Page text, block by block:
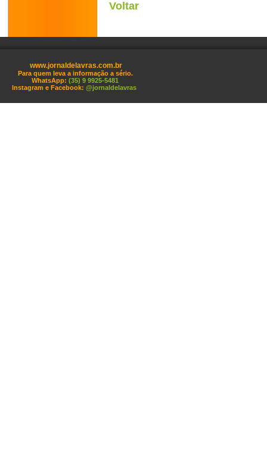
Voltar
www.jornaldelavras.com.br
Para quem leva a informação a sério.
WhatsApp: (35) 9 9925-5481
Instagram e Facebook: @jornaldelavras